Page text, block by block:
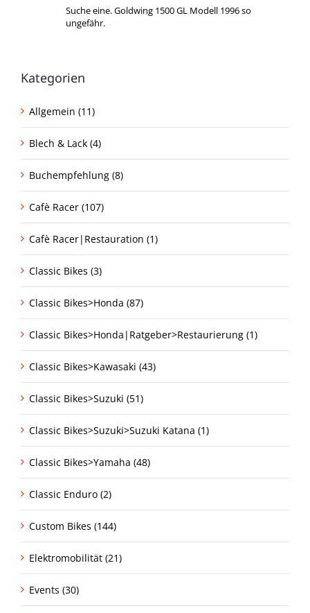
Suche eine. Goldwing 1500 GL Modell 1996 so
ungefähr.
Kategorien
Allgemein (11)
Blech & Lack (4)
Buchempfehlung (8)
Cafè Racer (107)
Cafè Racer|Restauration (1)
Classic Bikes (3)
Classic Bikes>Honda (87)
Classic Bikes>Honda|Ratgeber>Restaurierung (1)
Classic Bikes>Kawasaki (43)
Classic Bikes>Suzuki (51)
Classic Bikes>Suzuki>Suzuki Katana (1)
Classic Bikes>Yamaha (48)
Classic Enduro (2)
Custom Bikes (144)
Elektromobilität (21)
Events (30)